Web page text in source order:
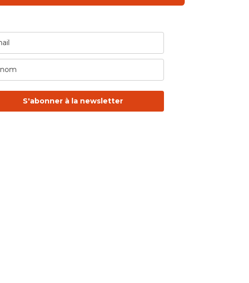
S'abonner à la newsletter